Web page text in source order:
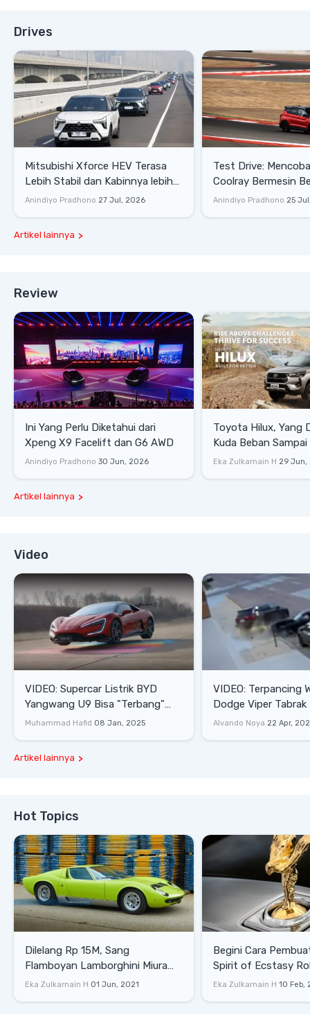
Drives
Mitsubishi Xforce HEV Terasa
Lebih Stabil dan Kabinnya lebih
Senyap
Anindiyo Pradhono 27 Jul, 2026
Test Drive: Mencoba Geely
Coolray Bermesin
di Sirkuit Mandalika
Anindiyo Pradhono 25
Artikel lainnya
Review
Ini Yang Perlu Diketahui dari
Xpeng X9 Facelift dan G6 AWD
Anindiyo Pradhono 30 Jun, 2026
Toyota Hilux, Yang
Kuda Beban
Lifestyle
Eka Zulkarnain H 29 Jun,
Artikel lainnya
Video
VIDEO: Supercar Listrik BYD
Yangwang U9 Bisa "Terbang"
Lewati Rintangan
Muhammad Hafid 08 Jan, 2025
VIDEO: Terpancing
Dodge Viper Tabrak
Saat Burnout
Alvando Noya 22 Apr,
Artikel lainnya
Hot Topics
Dilelang Rp 15M, Sang
Flamboyan Lamborghini Miura
P400 S
Eka Zulkarnain H 01 Jun, 2021
Begini Cara
Spirit of Ecstasy
Eka Zulkarnain H 10 Feb,